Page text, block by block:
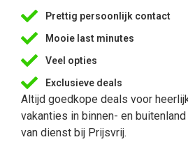
Prettig persoonlijk contact
Mooie last minutes
Veel opties
Exclusieve deals
Altijd goedkope deals voor
vakanties in binnen- en
van dienst bij Prijsvrij.